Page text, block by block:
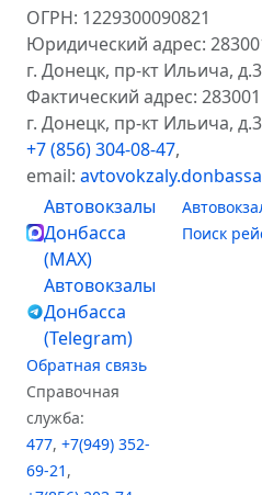
ОГРН: 1229300090821
Юридический адрес:
г. Донецк, пр-кт Ильича,
Фактический адрес:
г. Донецк, пр-кт Ильича,
+7 (856) 304-08-47,
email:
Автовокзалы
Донбасса
(MAX)
Автовокзалы
Донбасса
(Telegram)
Обратная связь
Справочная
служба:
477, +7(949) 352-
69-21 ,
Поиск